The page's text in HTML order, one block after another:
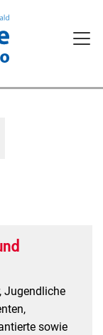
Jugendliche
sowie